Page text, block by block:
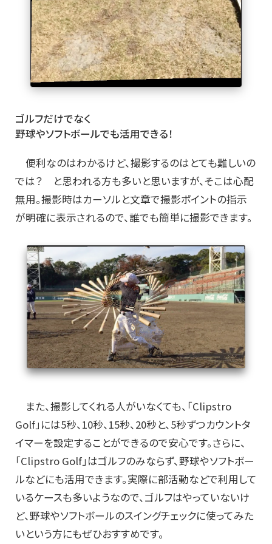
ゴルフだけでなく
野球やソフトボールでも活用できる！
便利なのはわかるけど、撮影するのはとても難しいの
では？ と思われる方も多いと思いますが、そこは心配
無用。撮影時はカーソルと文章で撮影ポイントの指示
が明確に表示されるので、誰でも簡単に撮影できます。
また、撮影してくれる人がいなくても、「Clipstro
Golf」には5秒、10秒、15秒、20秒と、5秒ずつカウントタ
イマーを設定することができるので安心です。さらに、
「Clipstro Golf」はゴルフのみならず、野球やソフトボー
ルなどにも活用できます。実際に部活動などで利用して
いるケースも多いようなので、ゴルフはやっていないけ
ど、野球やソフトボールのスイングチェックに使ってみた
いという方にもぜひおすすめです。